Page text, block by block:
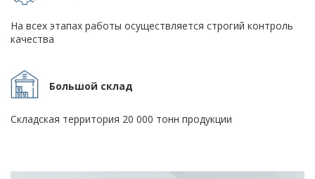
На всех этапах работы осуществляется строгий контроль
качества
Большой склад
Складская территория 20 000 тонн продукции